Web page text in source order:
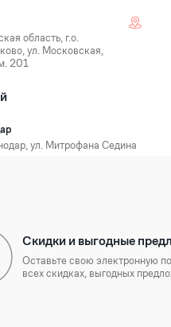
область, г.о.
ул. Московская,
201
ул. Митрофана Седина
Скидки и выгодные
Оставьте свою электронную
всех скидках, выгодных